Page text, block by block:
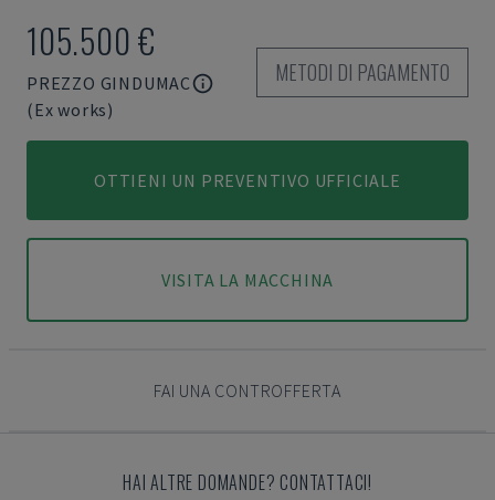
105.500 €
PREZZO GINDUMAC
(Ex works)
METODI DI PAGAMENTO
OTTIENI UN PREVENTIVO UFFICIALE
VISITA LA MACCHINA
FAI UNA CONTROFFERTA
HAI ALTRE DOMANDE? CONTATTACI!